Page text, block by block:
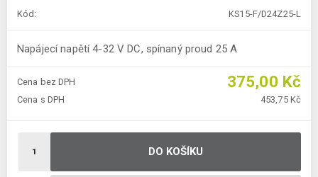
Kód: KS15-F/D24Z25-L
Napájecí napětí 4-32 V DC, spínaný proud 25 A
Cena bez DPH 375,00 Kč
Cena s DPH 453,75 Kč
DO KOŠÍKU